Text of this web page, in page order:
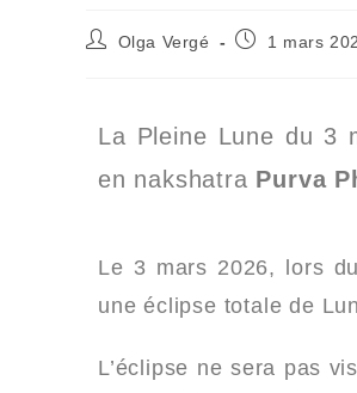
Olga Vergé 1 mars
La Pleine Lune du 3
en nakshatra Purva
Le 3 mars 2026, lors
une éclipse totale de
L’éclipse ne sera pas